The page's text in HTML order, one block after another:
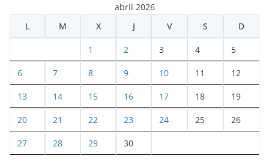
abril 2026
L
M X J V S D
1 2 3 4 5
6 7 8 9 10 11 12
13 14 15 16 17 18 19
20 21 22 23 24 25 26
27 28 29 30